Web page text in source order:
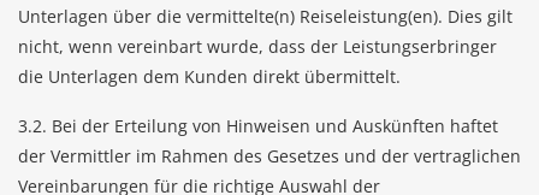
Unterlagen über die vermittelte(n) Reiseleistung(en). Dies gilt
nicht, wenn vereinbart wurde, dass der Leistungserbringer
die Unterlagen dem Kunden direkt übermittelt.
3.2. Bei der Erteilung von Hinweisen und Auskünften haftet
der Vermittler im Rahmen des Gesetzes und der vertraglichen
Vereinbarungen für die richtige Auswahl der